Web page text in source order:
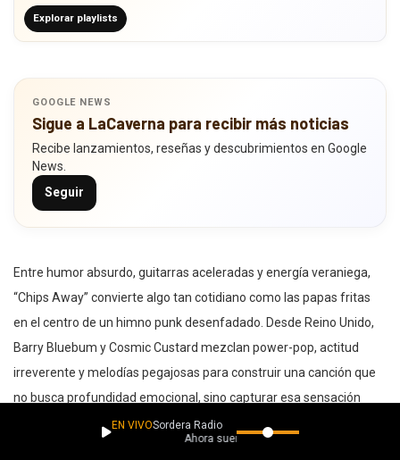
Explorar playlists
GOOGLE NEWS
Sigue a LaCaverna para recibir más noticias
Recibe lanzamientos, reseñas y descubrimientos en Google
News.
Seguir
Entre humor absurdo, guitarras aceleradas y energía veraniega,
“Chips Away” convierte algo tan cotidiano como las papas fritas
en el centro de un himno punk desenfadado. Desde Reino Unido,
Barry Bluebum y Cosmic Custard mezclan power-pop, actitud
irreverente y melodías pegajosas para construir una canción que
no busca profundidad emocional, sino capturar esa sensación
ligera y caótica de pasarla bien sin demasiadas preocupaciones.
EN VIVOSordera Radio
Ahora suena